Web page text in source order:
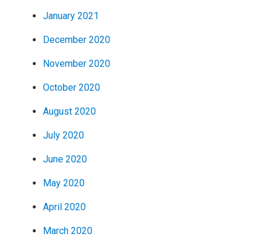
January 2021
December 2020
November 2020
October 2020
August 2020
July 2020
June 2020
May 2020
April 2020
March 2020